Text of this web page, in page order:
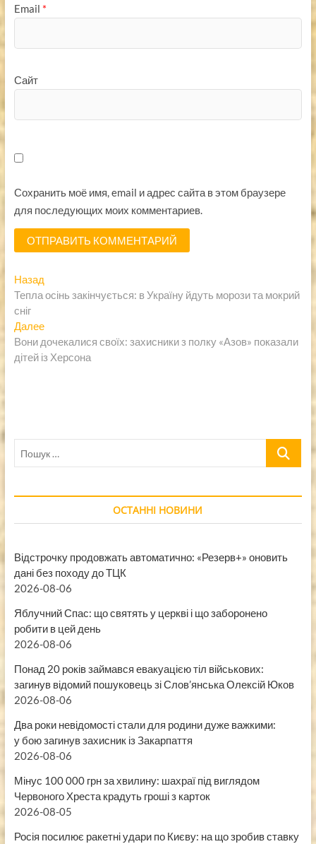
Email *
Сайт
Сохранить моё имя, email и адрес сайта в этом браузере
для последующих моих комментариев.
Навигация
по
записям
НазадПредыдущая
запись:
Тепла осінь закінчується: в Україну йдуть морози та мокрий
сніг
ДалееСледующая
запись:
Вони дочекалися своїх: захисники з полку «Азов» показали
дітей із Херсона
Пошук
ОСТАННІ НОВИНИ
Відстрочку продовжать автоматично: «Резерв+» оновить
дані без походу до ТЦК
2026-08-06
Яблучний Спас: що святять у церкві і що заборонено
робити в цей день
2026-08-06
Понад 20 років займався евакуацією тіл військових:
загинув відомий пошуковець зі Слов’янська Олексій Юков
2026-08-06
Два роки невідомості стали для родини дуже важкими:
у бою загинув захисник із Закарпаття
2026-08-06
Мінус 100 000 грн за хвилину: шахраї під виглядом
Червоного Хреста крадуть гроші з карток
2026-08-05
Росія посилює ракетні удари по Києву: на що зробив ставку